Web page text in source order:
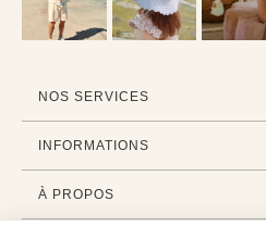
NOS SERVICES
INFORMATIONS
À PROPOS